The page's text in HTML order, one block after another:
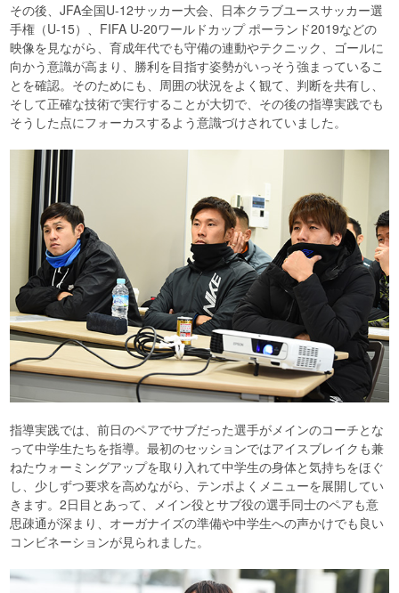
その後、JFA全国U-12サッカー大会、日本クラブユースサッカー選
手権（U-15）、FIFA U-20ワールドカップ ポーランド2019などの
映像を見ながら、育成年代でも守備の連動やテクニック、ゴールに
向かう意識が高まり、勝利を目指す姿勢がいっそう強まっているこ
とを確認。そのためにも、周囲の状況をよく観て、判断を共有し、
そして正確な技術で実行することが大切で、その後の指導実践でも
そうした点にフォーカスするよう意識づけされていました。
指導実践では、前日のペアでサブだった選手がメインのコーチとな
って中学生たちを指導。最初のセッションではアイスブレイクも兼
ねたウォーミングアップを取り入れて中学生の身体と気持ちをほぐ
し、少しずつ要求を高めながら、テンポよくメニューを展開してい
きます。2日目とあって、メイン役とサブ役の選手同士のペアも意
思疎通が深まり、オーガナイズの準備や中学生への声かけでも良い
コンビネーションが見られました。